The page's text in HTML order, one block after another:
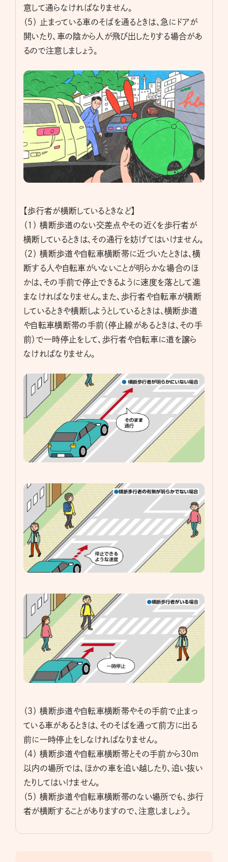
意して通らなければなりません。
（５） 止まっている車のそばを通るときは、急にドアが
開いたり、車の陰から人が飛び出したりする場合があ
るので注意しましょう。
【歩行者が横断しているときなど】
（１） 横断歩道のない交差点やその近くを歩行者が
横断しているときは、その通行を妨げてはいけません。
（２） 横断歩道や自転車横断帯に近づいたときは、横
断する人や自転車がいないことが明らかな場合のほ
かは、その手前で停止できるように速度を落として進
まなければなりません。また、歩行者や自転車が横断
しているときや横断しようとしているときは、横断歩道
や自転車横断帯の手前（停止線があるときは、その手
前）で一時停止をして、歩行者や自転車に道を譲ら
なければなりません。
（３） 横断歩道や自転車横断帯やその手前で止まっ
ている車があるときは、そのそばを通って前方に出る
前に一時停止をしなければなりません。
（４） 横断歩道や自転車横断帯とその手前から30ｍ
以内の場所では、ほかの車を追い越したり、追い抜い
たりしてはいけません。
（５） 横断歩道や自転車横断帯のない場所でも、歩行
者が横断することがありますので、注意しましょう。